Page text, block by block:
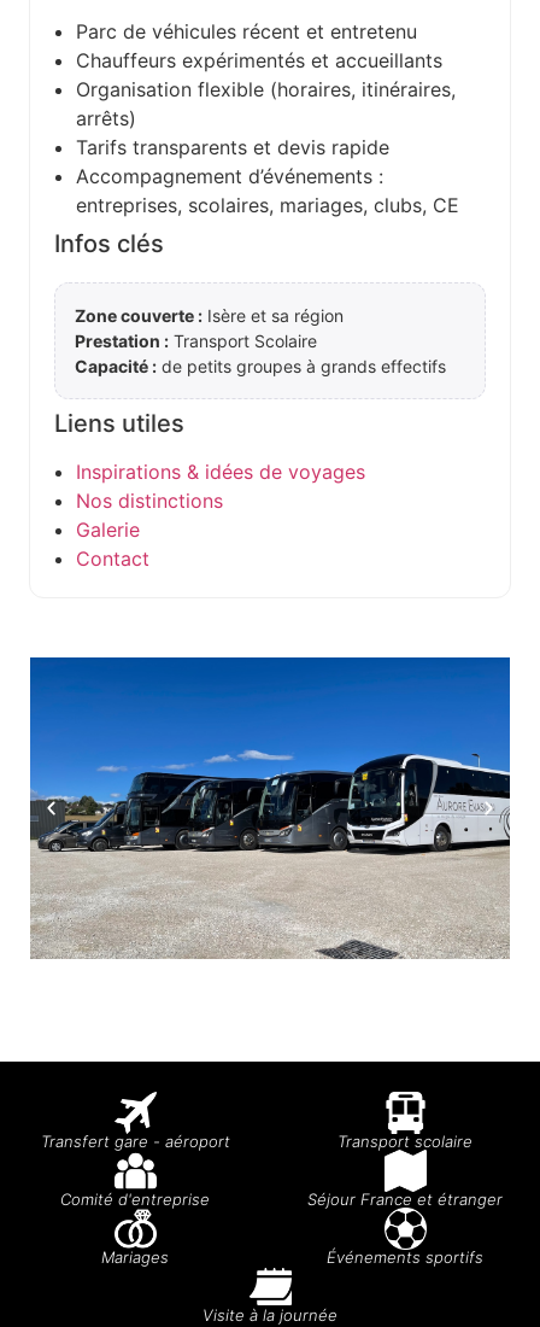
Parc de véhicules récent et entretenu
Chauffeurs expérimentés et accueillants
Organisation flexible (horaires, itinéraires,
arrêts)
Tarifs transparents et devis rapide
Accompagnement d’événements :
entreprises, scolaires, mariages, clubs, CE
Infos clés
Zone couverte : Isère et sa région
Prestation : Transport Scolaire
Capacité : de petits groupes à grands effectifs
Liens utiles
Inspirations & idées de voyages
Nos distinctions
Galerie
Contact
Transfert gare - aéroport Transport scolaire
Comité d'entreprise Séjour France et étranger
Mariages Événements sportifs
Visite à la journée